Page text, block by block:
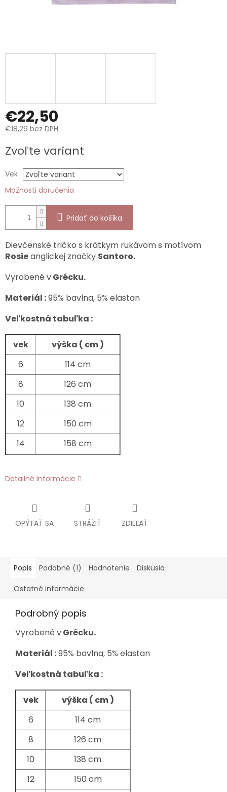
€22,50
€18,29 bez DPH
cena:
Zvoľte variant
Vek
Možnosti doručenia
Pridať do košíka
Dievčenské tričko s krátkym rukávom s motívom
Rosieanglickej značky Santoro.
Vyrobené vGrécku.
Materiál :95% bavlna, 5% elastan
Veľkostná tabuľka :
vek
výška ( cm )
6
114 cm
8
126 cm
10
138 cm
12
150 cm
14
158 cm
Detailné informácie
OPÝTAŤ SA STRÁŽIŤ ZDIEĽAŤ
Popis Podobné (1) Hodnotenie Diskusia
Ostatné informácie
Podrobný popis
Vyrobené vGrécku.
Materiál :95% bavlna, 5% elastan
Veľkostná tabuľka :
vek
výška ( cm )
6
114 cm
8
126 cm
10
138 cm
12
150 cm